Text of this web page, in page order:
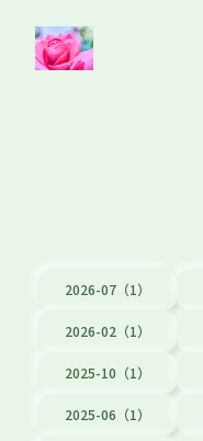
2026-07（1）
2026-02（1）
2025-10（1）
2025-06（1）